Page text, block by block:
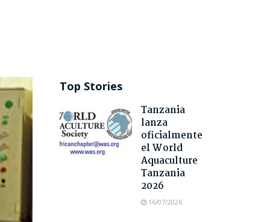
Top Stories
Tanzania
lanza
oficialmente
el World
Aquaculture
Tanzania
2026
16/07/2026